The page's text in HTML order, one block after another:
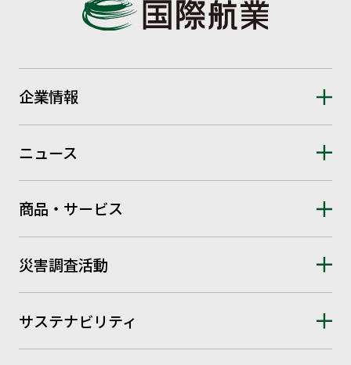
企業情報
ニュース
商品・サービス
災害調査活動
サステナビリティ